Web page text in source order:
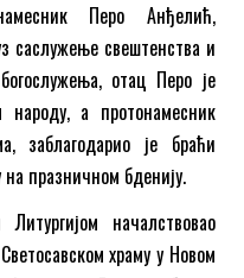
Перо Анђелић,
саслужење свештенства и
отац Перо је
народу, а протонамесник
заблагодарио је браћи
празничном бденију.
началствовао
храму у Новом